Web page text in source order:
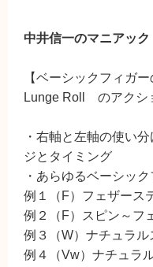
中井信一のマニアッ
【ベーシックフィガ
Lunge Roll のアクシ
・右軸と左軸の使い
ジとタイミング
・あらゆるベーシッ
例１（F）フェザース
例２（F）スピン～フ
例３（W）ナチュラル
例４（Vw）ナチュラ